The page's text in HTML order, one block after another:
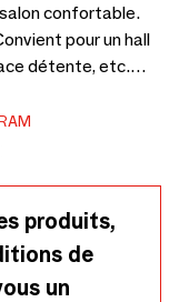
confortable.
pour un hall
détente, etc.
couleurs et
sera facturé
x 815 cm.
produits,
de
un